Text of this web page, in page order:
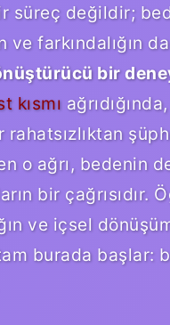
süreç değildir;
ve farkındalığın
bir
kısmı
o ağrı, bedenin
bir çağrısıdır.
ve içsel
burada başlar: